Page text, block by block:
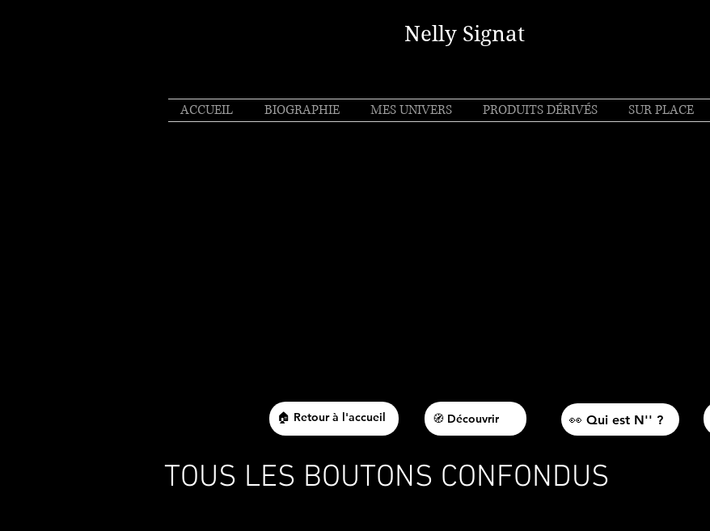
Nelly Signat
ACCUEIL BIOGRAPHIE MES UNIVERS PRODUITS DÉRIVÉS SUR PLACE
🏠 Retour à l'accueil 🧭 Découvrir 👀 Qui est N'' ?
TOUS LES BOUTONS CONFONDUS